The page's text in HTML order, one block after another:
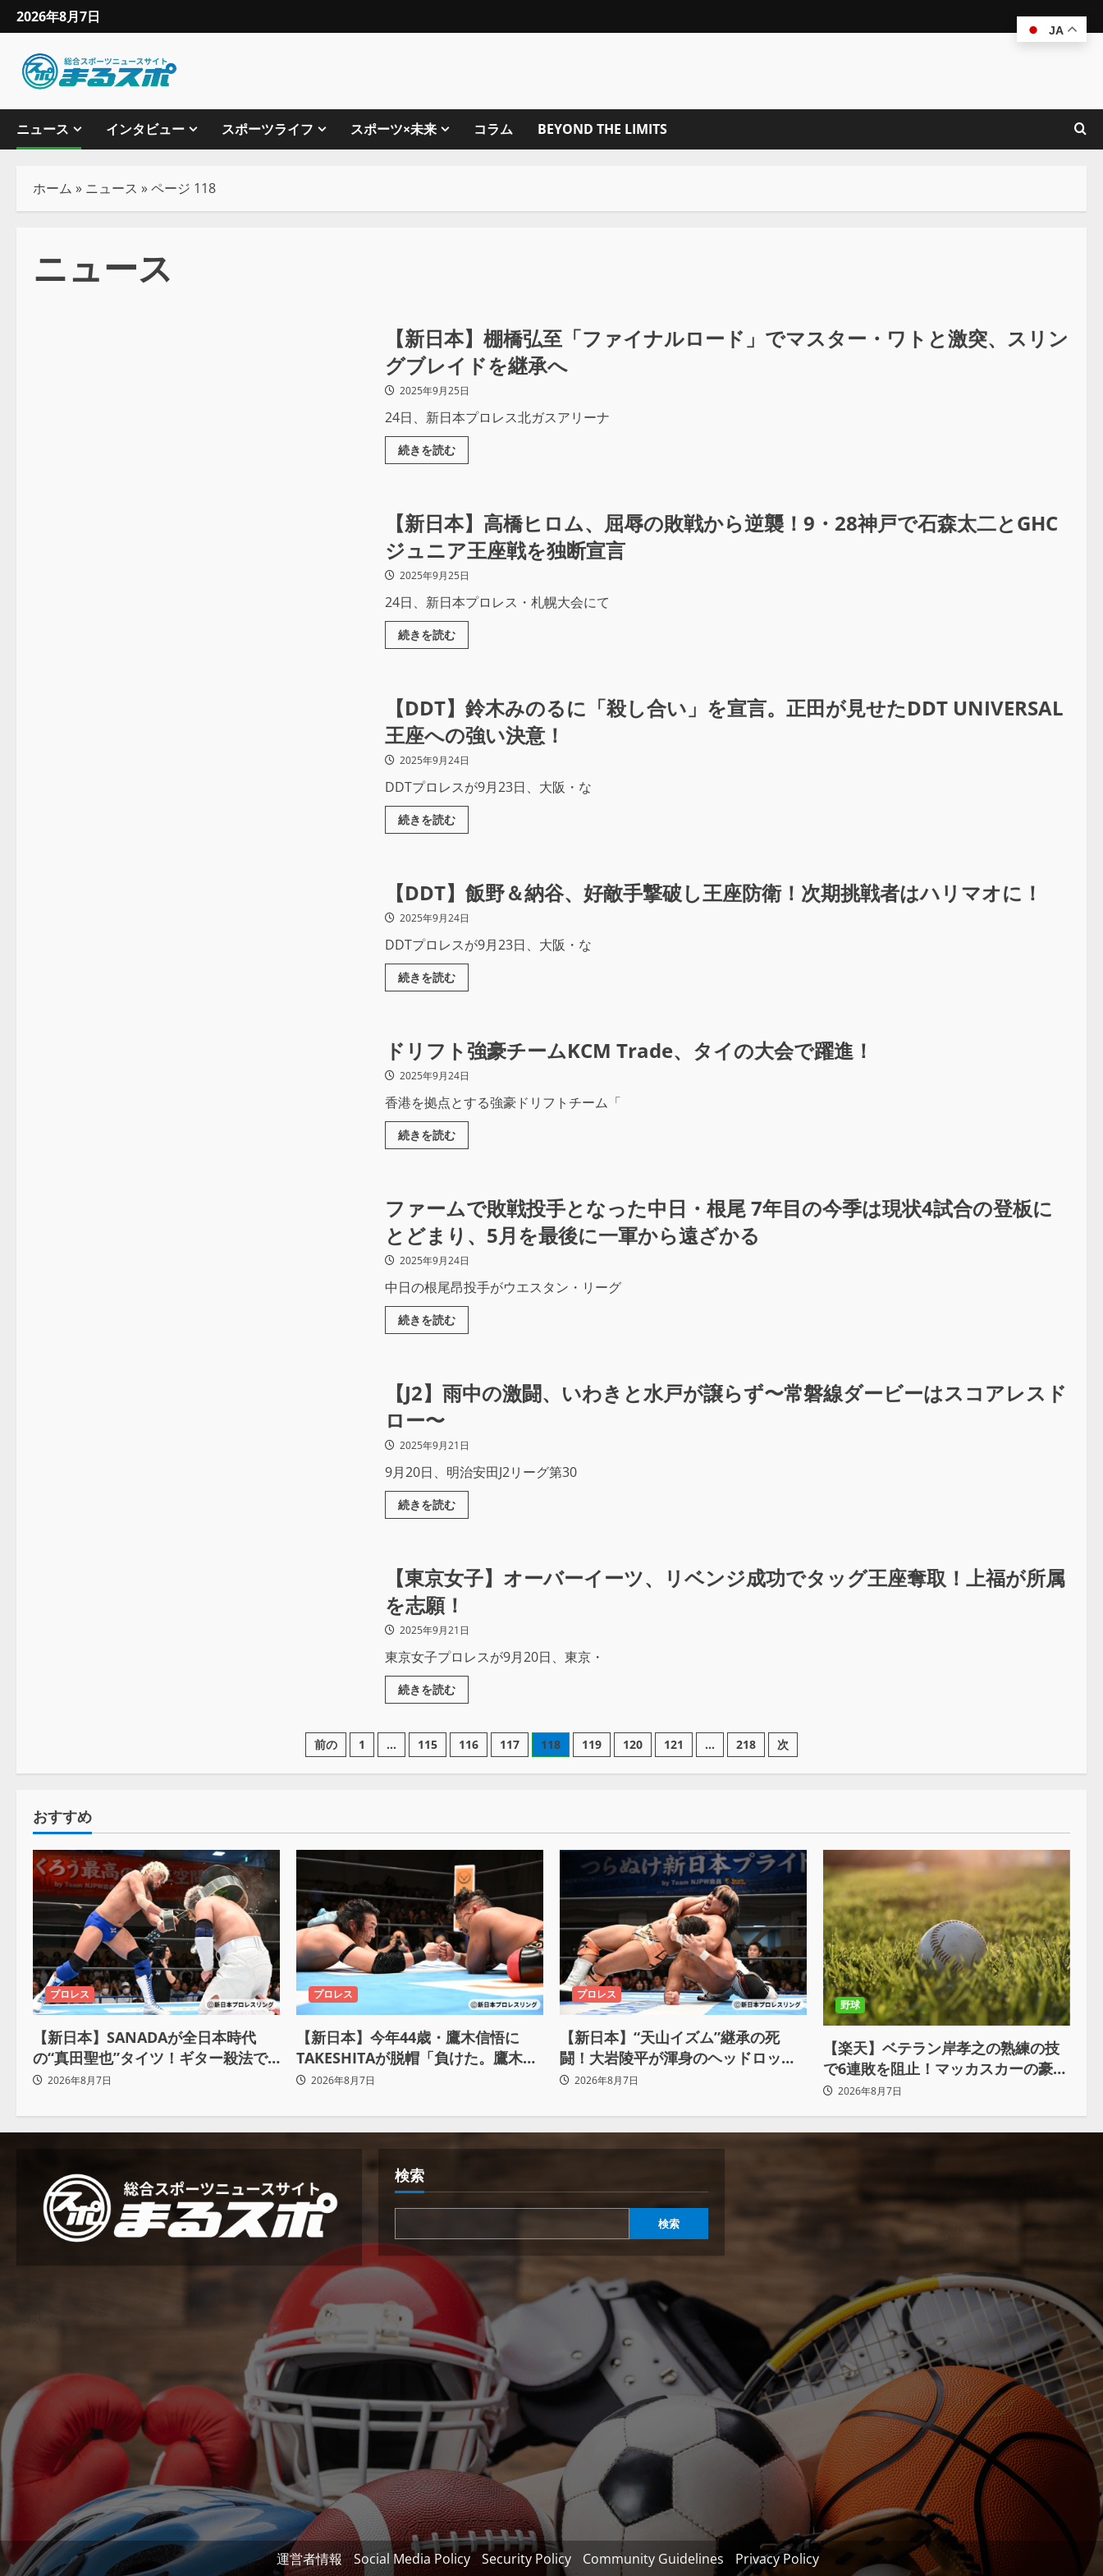
2026年8月7日
ニュース インタビュー スポーツライフ スポーツ×未来 コラム BEYOND THE LIMITS
ホーム » ニュース »ページ 118
ニュース
【新日本】棚橋弘至「ファイナルロード」でマスター・ワトと激突、スリン
グブレイドを継承へ
2025年9月25日
24日、新日本プロレス北ガスアリーナ
続きを読む
【新日本】高橋ヒロム、屈辱の敗戦から逆襲！9・28神戸で石森太二とGHC
ジュニア王座戦を独断宣言
2025年9月25日
24日、新日本プロレス・札幌大会にて
続きを読む
【DDT】鈴木みのるに「殺し合い」を宣言。正田が見せたDDT UNIVERSAL
王座への強い決意！
2025年9月24日
DDTプロレスが9月23日、大阪・な
続きを読む
【DDT】飯野＆納谷、好敵手撃破し王座防衛！次期挑戦者はハリマオに！
2025年9月24日
DDTプロレスが9月23日、大阪・な
続きを読む
ドリフト強豪チームKCM Trade、タイの大会で躍進！
2025年9月24日
香港を拠点とする強豪ドリフトチーム「
続きを読む
ファームで敗戦投手となった中日・根尾 7年目の今季は現状4試合の登板に
とどまり、5月を最後に一軍から遠ざかる
2025年9月24日
中日の根尾昂投手がウエスタン・リーグ
続きを読む
【J2】雨中の激闘、いわきと水戸が譲らず〜常磐線ダービーはスコアレスド
ロー〜
2025年9月21日
9月20日、明治安田J2リーグ第30
続きを読む
【東京女子】オーバーイーツ、リベンジ成功でタッグ王座奪取！上福が所属
を志願！
2025年9月21日
東京女子プロレスが9月20日、東京・
続きを読む
前の 1 … 115 116 117 118 119 120 121 … 218 次
おすすめ
プロレス
【新日本】SANADAが全日本時代
の“真田聖也”タイツ！ギター殺法で
Yuto-IceをKO「俺と闘う時は考え
2026年8月7日
プロレス
【新日本】今年44歳・鷹木信悟に
TAKESHITAが脱帽「負けた。鷹木信
悟、強いわ！」
2026年8月7日
プロレス
【新日本】“天山イズム”継承の死
闘！大岩陵平が渾身のヘッドロック
で後藤洋央紀からタップ奪取 執念の
2026年8月7日
野球
【楽天】ベテラン岸孝之の熟練の技
で6連敗を阻止！マッカスカーの豪快
2ランと粘りの継投でオリックスを破
2026年8月7日
検索
検索
運営者情報 Social Media Policy Security Policy Community Guidelines Privacy Policy
JA